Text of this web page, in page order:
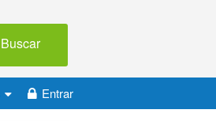
Buscar
Entrar